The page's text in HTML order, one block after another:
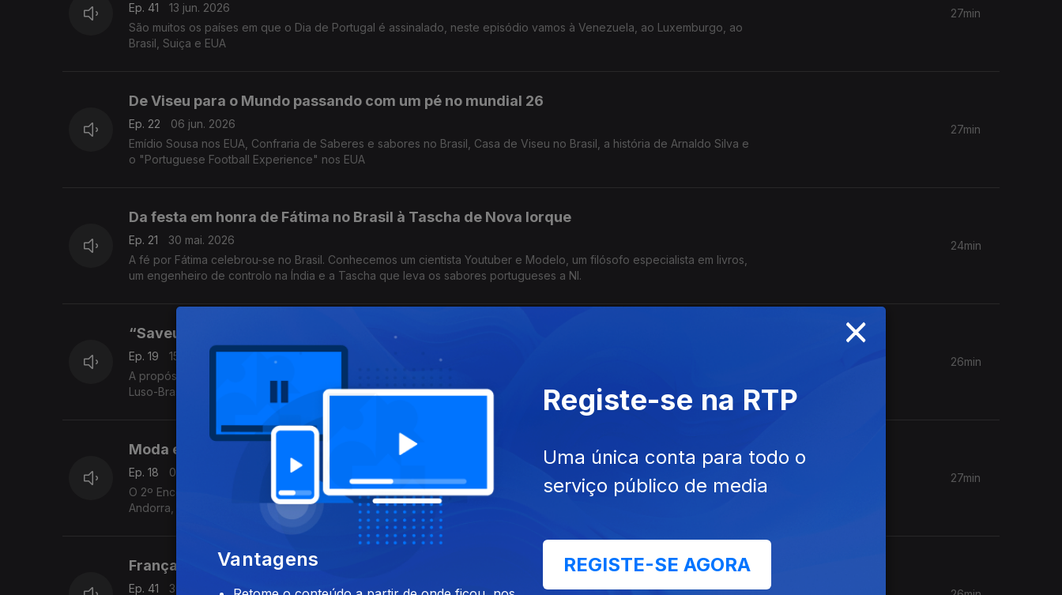
Ep. 41
13 jun. 2026
São muitos os países em que o Dia de Portugal é assinalado, neste episódio vamos à Venezuela, ao Luxemburgo, ao
Brasil, Suiça e EUA
27min
De Viseu para o Mundo passando com um pé no mundial 26
Ep. 22
06 jun. 2026
Emídio Sousa nos EUA, Confraria de Saberes e sabores no Brasil, Casa de Viseu no Brasil, a história de Arnaldo Silva e
o "Portuguese Football Experience" nos EUA
27min
Da festa em honra de Fátima no Brasil à Tascha de Nova Iorque
Ep. 21
30 mai. 2026
A fé por Fátima celebrou-se no Brasil. Conhecemos um cientista Youtuber e Modelo, um filósofo especialista em livros,
um engenheiro de controlo na Índia e a Tascha que leva os sabores portugueses a NI.
24min
“Saveurs du Portugal” e Gastronomia portuguesa em Malta
Ep. 19
15 mai. 2026
A propósito do 25 de Abril, o empoderamento feminino no RU, os sabores de Portugal em Malta e na França, o Dia da
Luso-Brasilidade e a Luso American Education Foundation.
26min
Moda e Luxo em NI, Lusodescendentes na Polícia de Andorra
Ep. 18
08 mai. 2026
O 2º Encontro Vianense no Canadá, Ana Martins e a sua linha de joalharia em NI, Lusodescendentes na Polícia de
Andorra, José dos Passos- empreendedor e Portugal na Feira de Nanterre.
27min
França, Brasil, EUA, Irlanda, Luxemburgo
Ep. 41
30 abr. 2026
×
Vantagens
Registe-se na RTP
Uma única conta para todo o
serviço público de media
REGISTE-SE AGORA